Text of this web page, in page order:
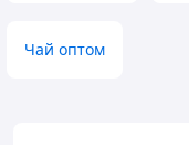
Чай оптом